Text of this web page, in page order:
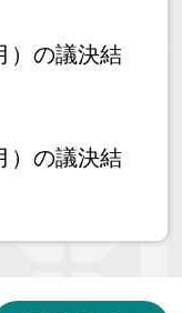
）の議決結
）の議決結